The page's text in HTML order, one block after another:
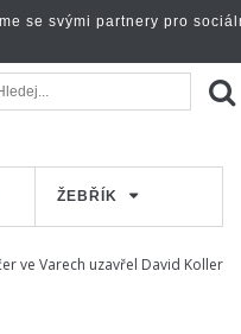
ŽEBŘÍK
ve Varech uzavřel David Koller
se svými partnery pro